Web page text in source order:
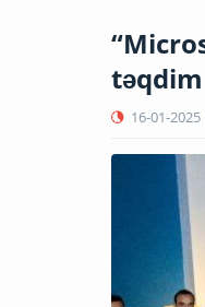
16-01-2025